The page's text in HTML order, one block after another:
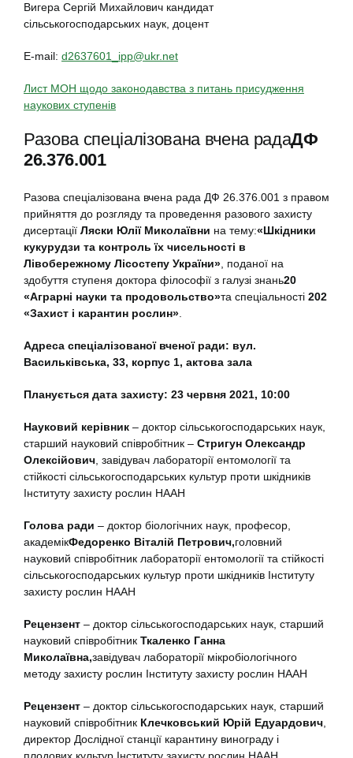
Вигера Сергій Михайлович кандидат
сільськогосподарських наук, доцент
Е-mail: d2637601_ipp@ukr.net
Лист МОН щодо законодавства з питань присудження
наукових ступенів
Разова спеціалізована вчена радаДФ
26.376.001
Разова спеціалізована вчена рада ДФ 26.376.001 з правом
прийняття до розгляду та проведення разового захисту
дисертації Ляски Юлії Миколаївни на тему:«Шкідники
кукурудзи та контроль їх чисельності в
Лівобережному Лісостепу України», поданої на
здобуття ступеня доктора філософії з галузі знань20
«Аграрні науки та продовольство»та спеціальності 202
«Захист і карантин рослин».
Адреса спеціалізованої вченої ради: вул.
Васильківська, 33, корпус 1, актова зала
Планується дата захисту: 23 червня 2021, 10:00
Науковий керівник – доктор сільськогосподарських наук,
старший науковий співробітник – Стригун Олександр
Олексійович, завідувач лабораторії ентомології та
стійкості сільськогосподарських культур проти шкідників
Інституту захисту рослин НААН
Голова ради – доктор біологічних наук, професор,
академікФедоренко Віталій Петрович,головний
науковий співробітник лабораторії ентомології та стійкості
сільськогосподарських культур проти шкідників Інституту
захисту рослин НААН
Рецензент – доктор сільськогосподарських наук, старший
науковий співробітник Ткаленко Ганна
Миколаївна,завідувач лабораторії мікробіологічного
методу захисту рослин Інституту захисту рослин НААН
Рецензент – доктор сільськогосподарських наук, старший
науковий співробітник Клечковський Юрій Едуардович,
директор Дослідної станції карантину винограду і